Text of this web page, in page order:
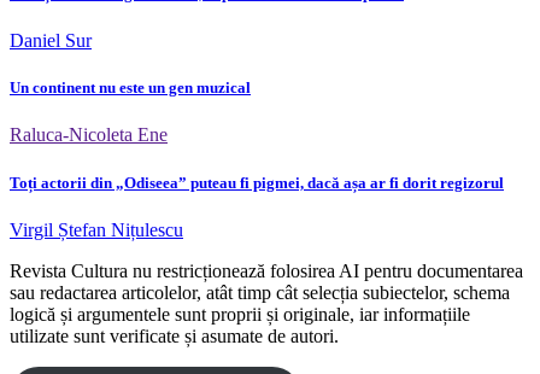
Daniel Sur
Un continent nu este un gen muzical
Raluca-Nicoleta Ene
Toți actorii din „Odiseea” puteau fi pigmei, dacă așa ar fi dorit regizorul
Virgil Ștefan Nițulescu
Revista Cultura nu restricționează folosirea AI pentru documentarea
sau redactarea articolelor, atât timp cât selecția subiectelor, schema
logică și argumentele sunt proprii și originale, iar informațiile
utilizate sunt verificate și asumate de autori.